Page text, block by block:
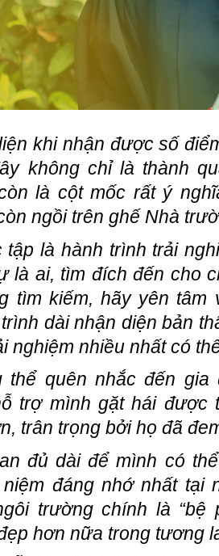
khi nhận được số
không chỉ là thành
là cột mốc rất ý
ngồi trên ghế Nhà
tập là hành trình trải
là ai, tìm đích đến cho
tìm kiếm, hãy yên
dài nhận diện bản
nghiệm nhiều nhất có
thể quên nhắc đến
trợ mình gặt hái được
trân trọng bởi họ đã
đủ dài để mình có
đáng nhớ nhất tại
trường chính là “bệ
hơn nữa trong tương